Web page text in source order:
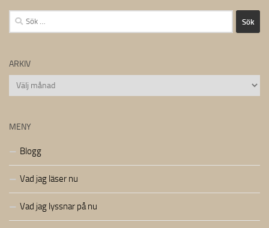
Sök
efter:
ARKIV
Arkiv
MENY
Blogg
Vad jag läser nu
Vad jag lyssnar på nu